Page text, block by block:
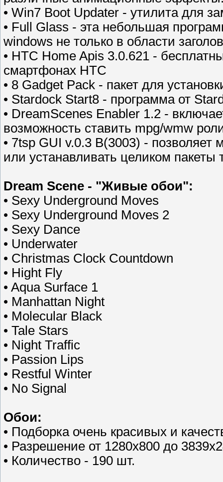
• Win7 Boot Updater - утилита для
• Full Glass - эта небольшая
windows не только в области
• HTC Home Apis 3.0.621 -
смартфонах HTC
• 8 Gadget Pack - пакет для
• Stardock Start8 - программа от
• DreamScenes Enabler 1.2 -
возможность ставить mpg/wmw
• 7tsp GUI v.0.3 B(3003) - позволяет
или устанавливать целиком пакеты
Dream Scene - "Живые обои":
• Sexy Underground Moves
• Sexy Underground Moves 2
• Sexy Dance
• Underwater
• Christmas Clock Countdown
• Hight Fly
• Aqua Surface 1
• Manhattan Night
• Molecular Black
• Tale Stars
• Night Traffic
• Passion Lips
• Restful Winter
• No Signal
Обои:
• Подборка очень красивых и
• Разрешение от 1280х800 до
• Количество - 190 шт.